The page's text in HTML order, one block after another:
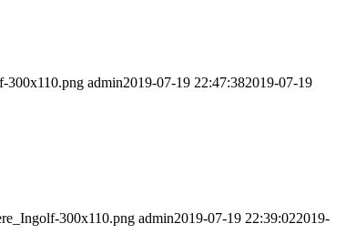
300x110.png admin2019-07-19 22:47:382019-07-19
300x110.png admin2019-07-19 22:39:022019-